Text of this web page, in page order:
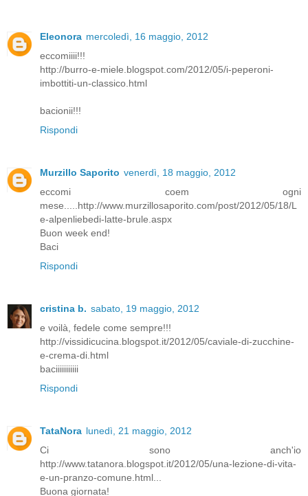
Eleonora mercoledì, 16 maggio, 2012
eccomiiii!!!
http://burro-e-miele.blogspot.com/2012/05/i-peperoni-
imbottiti-un-classico.html
bacionii!!!
Rispondi
Murzillo Saporito venerdì, 18 maggio, 2012
eccomi coem ogni
mese.....http://www.murzillosaporito.com/post/2012/05/18/L
e-alpenliebedi-latte-brule.aspx
Buon week end!
Baci
Rispondi
cristina b. sabato, 19 maggio, 2012
e voilà, fedele come sempre!!!
http://vissidicucina.blogspot.it/2012/05/caviale-di-zucchine-
e-crema-di.html
baciiiiiiiiiii
Rispondi
TataNora lunedì, 21 maggio, 2012
Ci sono anch'io
http://www.tatanora.blogspot.it/2012/05/una-lezione-di-vita-
e-un-pranzo-comune.html...
Buona giornata!